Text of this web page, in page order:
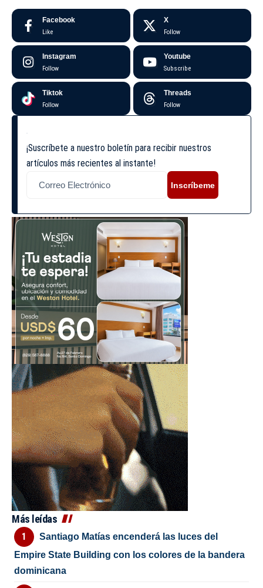
Facebook
Like
X
Follow
Instagram
Follow
Youtube
Subscribe
Tiktok
Follow
Threads
Follow
¡Suscríbete a nuestro boletín para recibir nuestros
artículos más recientes al instante!
Inscríbeme
Más leídas
Santiago Matías encenderá las luces del
Empire State Building con los colores de la bandera
dominicana